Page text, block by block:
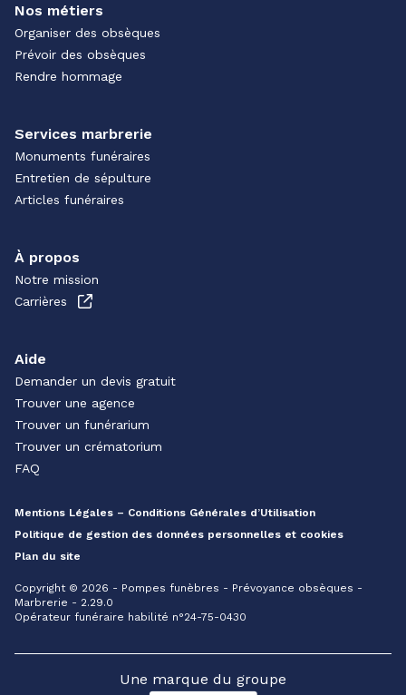
Nos métiers
Organiser des obsèques
Prévoir des obsèques
Rendre hommage
Services marbrerie
Monuments funéraires
Entretien de sépulture
Articles funéraires
À propos
Notre mission
Carrières
Aide
Demander un devis gratuit
Trouver une agence
Trouver un funérarium
Trouver un crématorium
FAQ
Mentions Légales – Conditions Générales d’Utilisation
Politique de gestion des données personnelles et cookies
Plan du site
Copyright © 2026 - Pompes funèbres - Prévoyance obsèques -
Marbrerie - 2.29.0
Opérateur funéraire habilité n°24-75-0430
Une marque du groupe